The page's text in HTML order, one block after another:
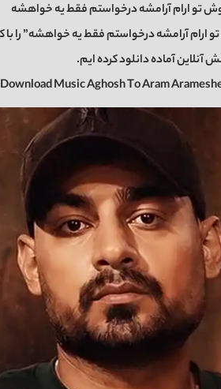
تو ارام آرامشه درخواستم فقط یه خواهشه
آنلاین آماده دانلود کرده ایم.
Download Music Aghosh To Aram